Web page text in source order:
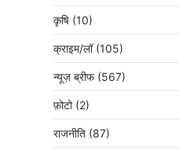
कृषि (10)
क्राइम/लॉ (105)
न्यूज़ ब्रीफ (567)
फ़ोटो (2)
राजनीति (87)